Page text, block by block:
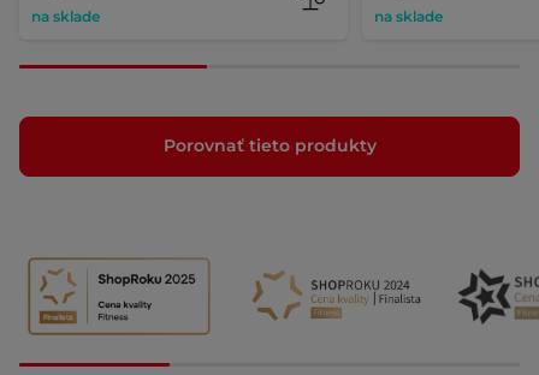
na sklade
na sklade
Porovnať tieto produkty